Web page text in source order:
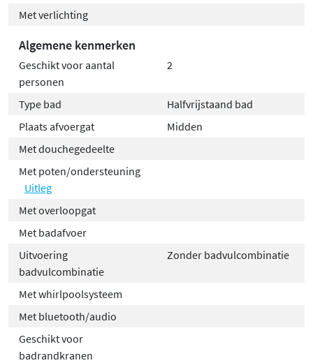
Met verlichting
Algemene kenmerken
Geschikt voor aantal
personen
2
Type bad
Halfvrijstaand bad
Plaats afvoergat
Midden
Met douchegedeelte
Met poten/ondersteuning
Uitleg
Met overloopgat
Met badafvoer
Uitvoering
badvulcombinatie
Zonder badvulcombinatie
Met whirlpoolsysteem
Met bluetooth/audio
Geschikt voor
badrandkranen